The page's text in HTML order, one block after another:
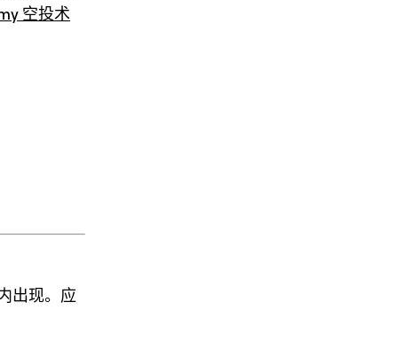
空投术
出现。应